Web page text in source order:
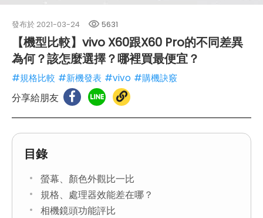
發布於 2021-03-24 5631
【機型比較】vivo X60跟X60 Pro的不同差異
為何？該怎麼選擇？哪裡買最便宜？
#規格比較 #新機發表 #vivo #購機訣竅
分享給朋友
目錄
螢幕、顏色外觀比一比
規格、處理器效能差在哪？
相機鏡頭功能評比